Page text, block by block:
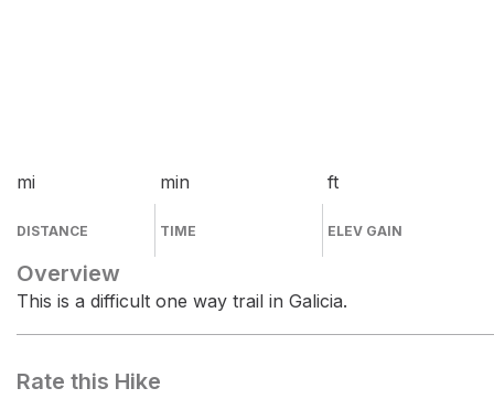
mi
DISTANCE
min
TIME
ft
ELEV GAIN
Overview
This is a difficult one way trail in Galicia.
Rate this Hike